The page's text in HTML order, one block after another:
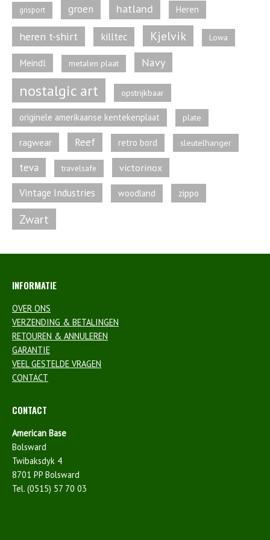
grisport groen hatland Heren
heren t-shirt killtec Kjelvik Lowa
Meindl metalen plaat Navy
nostalgic art opstrijkbaar
originele amerikaanse kentekenplaat plate
ragwear Reef retro bord sleutelhanger
teva travelsafe victorinox
Vintage Industries woodland zippo
Zwart
INFORMATIE
OVER ONS
VERZENDING & BETALINGEN
RETOUREN & ANNULEREN
GARANTIE
VEEL GESTELDE VRAGEN
CONTACT
CONTACT
American Base
Bolsward
Twibaksdyk 4
8701 PP Bolsward
Tel. (0515) 57 70 03